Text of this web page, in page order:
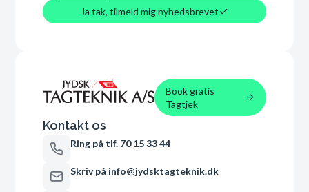
Ja tak, tilmeld mig nyhedsbrevet
Book gratis
Tagtjek
Kontakt os
Ring på tlf. 70 15 33 44
Skriv på info@jydsktagteknik.dk